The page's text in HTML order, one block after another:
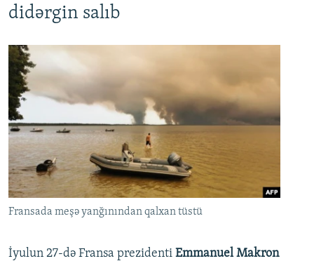
didərgin salıb
Fransada meşə yanğınından qalxan tüstü
İyulun 27-də Fransa prezidenti Emmanuel Makron